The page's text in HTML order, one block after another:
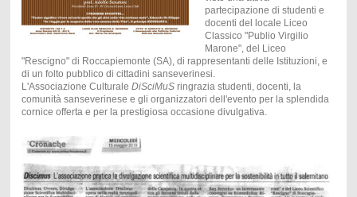
partecipazione di studenti e
docenti del locale Liceo
Classico "Publio Virgilio
Marone", del Liceo
"Rescigno" di Roccapiemonte (SA), di rappresentanti delle Istituzioni, e
di un folto pubblico di cittadini sanseverinesi.
L'Associazione Culturale DiSciMuSringrazia studenti, docenti, la
comunità sanseverinese e gli organizzatori dell'evento per la splendida
cornice offerta e per la prestigiosa occasione divulgativa.